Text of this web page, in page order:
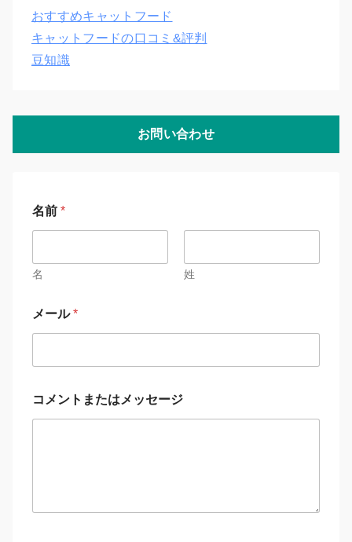
おすすめキャットフード
キャットフードの口コミ&評判
豆知識
お問い合わせ
名前 *
名 姓
メール*
コメントまたはメッセージ